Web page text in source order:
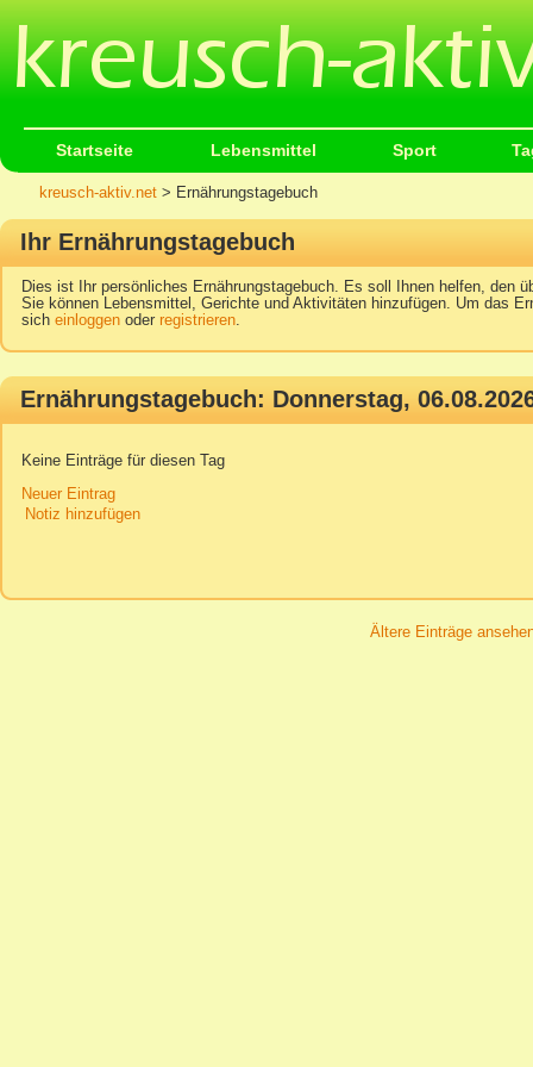
Startseite Lebensmittel Sport
kreusch-aktiv.net > Ernährungstagebuch
Ihr Ernährungstagebuch
Dies ist Ihr persönliches Ernährungstagebuch. Es soll Ihnen helfen, den
Sie können Lebensmittel, Gerichte und Aktivitäten hinzufügen. Um das
sich einloggen oder registrieren.
Ernährungstagebuch: Donnerstag,
Keine Einträge für diesen Tag
Neuer Eintrag
Notiz hinzufügen
Ältere Einträge